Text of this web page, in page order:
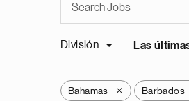
División Las
Bahamas X Barbados